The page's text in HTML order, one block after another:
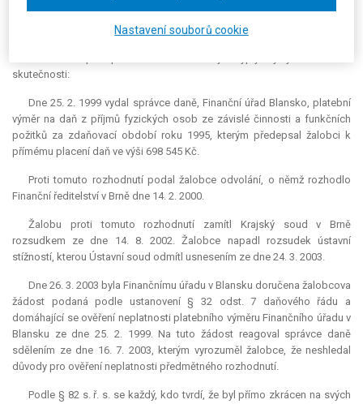
Z ODŮVODNĚNÍ:
skutečnosti:
Dne 25. 2. 1999 vydal správce daně, Finanční úřad Blansko, platební
výměr na daň z příjmů fyzických osob ze závislé činnosti a funkčních
požitků za zdaňovací období roku 1995, kterým předepsal žalobci k
přímému placení daň ve výši 698 545 Kč.
Proti tomuto rozhodnutí podal žalobce odvolání, o němž rozhodlo
Finanční ředitelství v Brně dne 14. 2. 2000.
Žalobu proti tomuto rozhodnutí zamítl Krajský soud v Brně
rozsudkem ze dne 14. 8. 2002. Žalobce napadl rozsudek ústavní
stížností, kterou Ústavní soud odmítl usnesením ze dne 24. 3. 2003.
Dne 26. 3. 2003 byla Finančnímu úřadu v Blansku doručena žalobcova
žádost podaná podle ustanovení § 32 odst. 7 daňového řádu a
domáhající se ověření neplatnosti platebního výměru Finančního úřadu v
Blansku ze dne 25. 2. 1999. Na tuto žádost reagoval správce daně
sdělením ze dne 16. 7. 2003, kterým vyrozuměl žalobce, že neshledal
důvody pro ověření neplatnosti předmětného rozhodnutí.
Podle § 82 s. ř. s. se každý, kdo tvrdí, že byl přímo zkrácen na svých
Nastavení souborů cookie